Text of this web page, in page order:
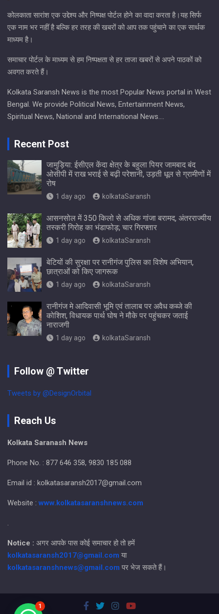
कोलकाता सारांश एक उद्देश्य और निष्पक्ष पोर्टल होने का वादा करता है।यह सिर्फ
एक नाम भर नहीं है बल्कि हर तरह की खबरों को आप तक पहुंचाने का एक सार्थक
माध्यम है।
समाचार पोर्टल के माध्यम से हम निष्पक्षता से हर ताजा खबरों से अपने पाठकों को
अवगत करते हैं।
Kolkata Saransh News is the most Popular News portal in West
Bengal. We provide Political News, Entertainment News,
Spiritual News, National and International News….
Recent Post
जामुड़िया: ईसीएल केंदा क्षेत्र के बहुला पियर जामबाद बंद
ओसीपी में राख भराई से बढ़ी परेशानी, उड़ती धूल से ग्रामीणों में
रोष
1 day ago kolkataSaransh
आसनसोल में 350 किलो से अधिक गांजा बरामद, अंतरराज्यीय
तस्करी गिरोह का भंडाफोड़; चार गिरफ्तार
1 day ago kolkataSaransh
बेटियों की सुरक्षा पर रानीगंज पुलिस का विशेष अभियान,
छात्राओं को किए जागरूक
1 day ago kolkataSaransh
रानीगंज मे आदिवासी भूमि एवं तालाब पर अवैध कब्जे की
कोशिश, विधायक पार्थ घोष ने मौके पर पहुंचकर जताई
नाराजगी
1 day ago kolkataSaransh
Follow @ Twitter
Tweets by @DesignOrbital
Reach Us
Kolkata Saranash News
Phone No. : 877 646 358, 9830 185 088
Email id : kolkatasaransh2017@gmail.com
Website : www.kolkatasaranshnews.com
.
Notice : अगर आपके पास कोई समाचार हो तो हमें
kolkatasaransh2017@gmail.com या
kolkatasaranshnews@gmail.com पर भेज सकते हैं।
1